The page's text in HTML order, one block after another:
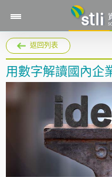
返回列表
用數字解讀國內企